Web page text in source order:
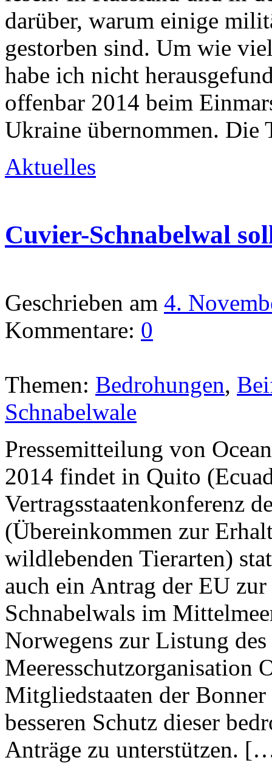
darüber, warum einige
gestorben sind. Um wie
habe ich nicht
offenbar 2014 beim
Ukraine übernommen.
Aktuelles
Cuvier-Schnabelwal
Geschrieben am 4.
Kommentare: 0
Themen: Bedrohungen,
Schnabelwale
Pressemitteilung von
2014 findet in Quito
Vertragsstaatenkonferenz
(Übereinkommen zur
wildlebenden Tierarten)
auch ein Antrag der EU
Schnabelwals im
Norwegens zur Listung
Meeresschutzorganisation
Mitgliedstaaten der
besseren Schutz dieser
Anträge zu unterstützen.